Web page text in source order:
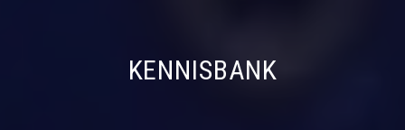
KENNISBANK